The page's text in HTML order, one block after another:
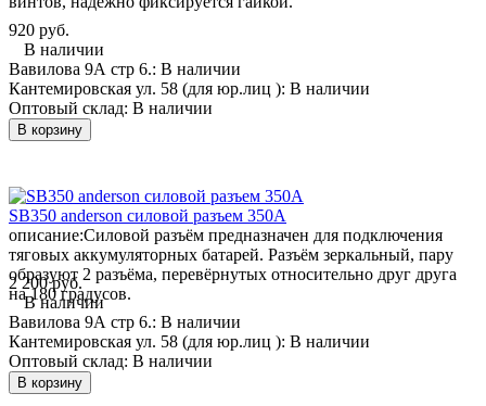
920 руб.
В наличии
Вавилова 9А стр 6.: В наличии
Кантемировская ул. 58 (для юр.лиц ): В наличии
Оптовый склад: В наличии
В корзину
SB350 anderson силовой разъем 350А
описание:Силовой разъём предназначен для подключения
тяговых аккумуляторных батарей. Разъём зеркальный, пару
образуют 2 разъёма, перевёрнутых относительно друг друга
на 180 градусов.
2 200 руб.
В наличии
Вавилова 9А стр 6.: В наличии
Кантемировская ул. 58 (для юр.лиц ): В наличии
Оптовый склад: В наличии
В корзину